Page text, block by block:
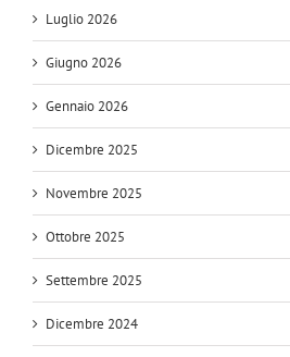
Luglio 2026
Giugno 2026
Gennaio 2026
Dicembre 2025
Novembre 2025
Ottobre 2025
Settembre 2025
Dicembre 2024